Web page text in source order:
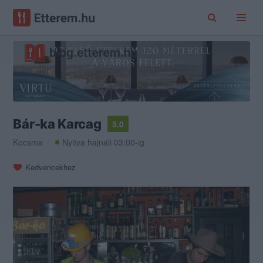
Bár-ka Karcag
5.0
Kocsma
Nyitva hajnali 03:00-ig
Kedvencekhez